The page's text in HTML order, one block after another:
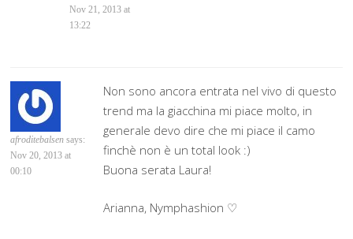
Nov 21, 2013 at
13:22
afroditebalsen says:
Nov 20, 2013 at
00:10
Non sono ancora entrata nel vivo di questo
trend ma la giacchina mi piace molto, in
generale devo dire che mi piace il camo
finchè non è un total look :)
Buona serata Laura!
Arianna, Nymphashion ♡